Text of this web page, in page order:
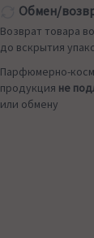
Обмен/
Возврат товара
до вскрытия
Парфюмерно-
продукция не
или обмену